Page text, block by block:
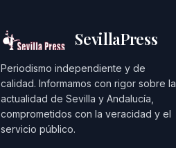
SevillaPress
Periodismo independiente y de
calidad. Informamos con rigor sobre la
actualidad de Sevilla y Andalucía,
comprometidos con la veracidad y el
servicio público.